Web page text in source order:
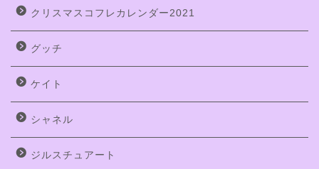
クリスマスコフレカレンダー2021
グッチ
ケイト
シャネル
ジルスチュアート